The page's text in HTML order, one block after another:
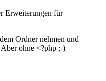
Erweiterungen für
Ordner nehmen und
ohne <?php ;-)